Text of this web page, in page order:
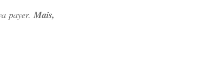
payer.Mais,